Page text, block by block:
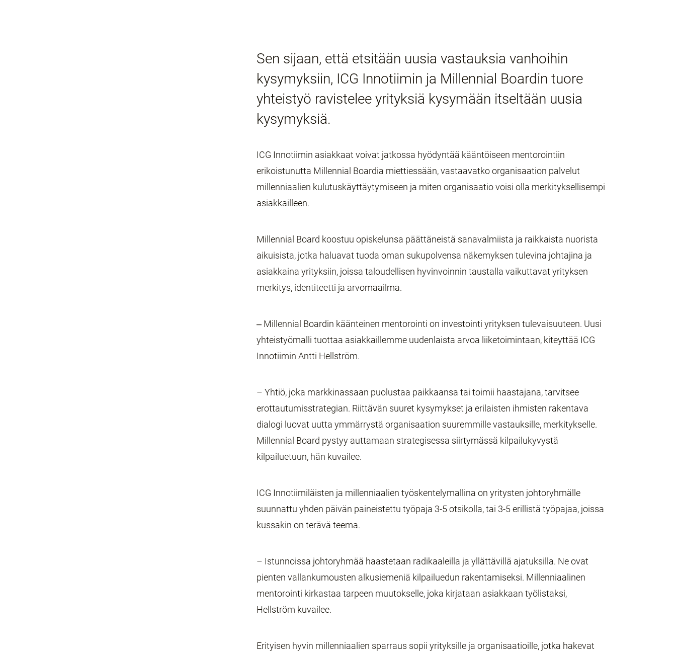
Sen sijaan, että etsitään uusia vastauksia vanhoihin
kysymyksiin, ICG Innotiimin ja Millennial Boardin tuore
yhteistyö ravistelee yrityksiä kysymään itseltään uusia
kysymyksiä.
ICG Innotiimin asiakkaat voivat jatkossa hyödyntää kääntöiseen mentorointiin
erikoistunutta Millennial Boardia miettiessään, vastaavatko organisaation palvelut
millenniaalien kulutuskäyttäytymiseen ja miten organisaatio voisi olla merkityksellisempi
asiakkailleen.
Millennial Board koostuu opiskelunsa päättäneistä sanavalmiista ja raikkaista nuorista
aikuisista, jotka haluavat tuoda oman sukupolvensa näkemyksen tulevina johtajina ja
asiakkaina yrityksiin, joissa taloudellisen hyvinvoinnin taustalla vaikuttavat yrityksen
merkitys, identiteetti ja arvomaailma.
‒ Millennial Boardin käänteinen mentorointi on investointi yrityksen tulevaisuuteen. Uusi
yhteistyömalli tuottaa asiakkaillemme uudenlaista arvoa liiketoimintaan, kiteyttää ICG
Innotiimin Antti Hellström.
– Yhtiö, joka markkinassaan puolustaa paikkaansa tai toimii haastajana, tarvitsee
erottautumisstrategian. Riittävän suuret kysymykset ja erilaisten ihmisten rakentava
dialogi luovat uutta ymmärrystä organisaation suuremmille vastauksille, merkitykselle.
Millennial Board pystyy auttamaan strategisessa siirtymässä kilpailukyvystä
kilpailuetuun, hän kuvailee.
ICG Innotiimiläisten ja millenniaalien työskentelymallina on yritysten johtoryhmälle
suunnattu yhden päivän paineistettu työpaja 3-5 otsikolla, tai 3-5 erillistä työpajaa, joissa
kussakin on terävä teema.
– Istunnoissa johtoryhmää haastetaan radikaaleilla ja yllättävillä ajatuksilla. Ne ovat
pienten vallankumousten alkusiemeniä kilpailuedun rakentamiseksi. Millenniaalinen
mentorointi kirkastaa tarpeen muutokselle, joka kirjataan asiakkaan työlistaksi,
Hellström kuvailee.
Erityisen hyvin millenniaalien sparraus sopii yrityksille ja organisaatioille, jotka hakevat